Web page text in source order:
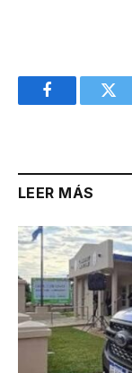
Facebook
LEER MÁS